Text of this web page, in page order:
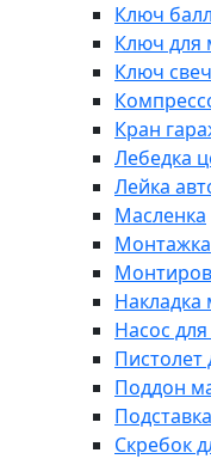
Ключ
Ключ для
Ключ
Кран
Лебедка
Лейка
Масленка
Монтажка
Накладка
Насос
Пистолет
Поддон
Скребок